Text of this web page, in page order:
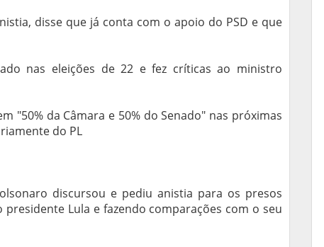
disse que já conta com o apoio do PSD e que
nas eleições de 22 e fez críticas ao ministro
"50% da Câmara e 50% do Senado" nas próximas
do PL
discursou e pediu anistia para os presos
Lula e fazendo comparações com o seu